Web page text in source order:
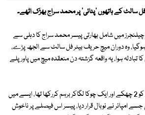
سالٹ کے ہاتھوں 'پٹائی' پر محمد سراج بھڑک اٹھے۔
چیلنجرز میں شامل بھارتی پیسر محمد سراج کا دہلی سے
وہ دوران میچ حریف بیٹر فل سالٹ سے الجھ پڑے،
تبادلہ ہوا، یہ واقعہ گزشتہ دن منعقدہ میچ میں پاورپلے
سالٹ نے تکرار سے قبل سراج کو 2 چھکے اور ایک چوکا لگاکر برہم کررکھا تھا، ایسے میں
امپائر نے نوبال قرار دیا، پیسر اس فیصلے پر ناخوش